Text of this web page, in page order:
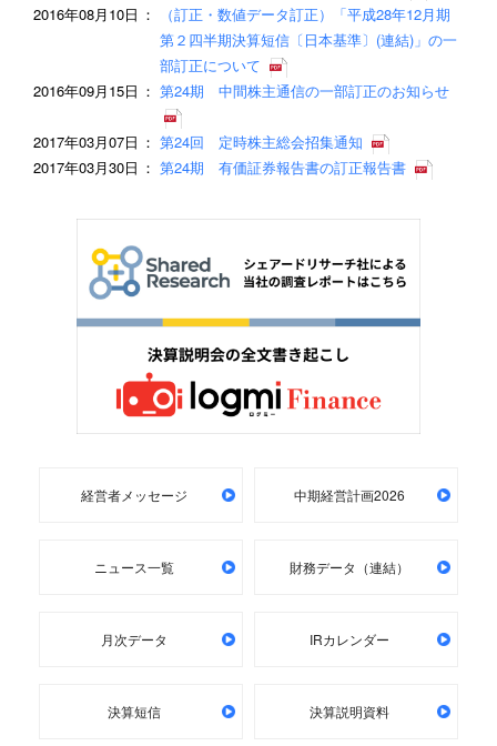
2016年08月10日
（訂正・数値データ訂正）「平成28年12月期
第２四半期決算短信〔日本基準〕(連結)」の一
部訂正について
2016年09月15日
第24期 中間株主通信の一部訂正のお知らせ
2017年03月07日
第24回 定時株主総会招集通知
2017年03月30日
第24期 有価証券報告書の訂正報告書
経営者メッセージ 中期経営計画2026
ニュース一覧 財務データ（連結）
月次データ IRカレンダー
決算短信 決算説明資料